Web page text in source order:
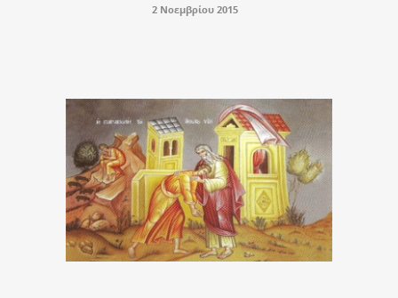
2 Νοεμβρίου 2015